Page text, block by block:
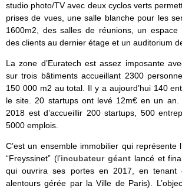
studio photo/TV avec deux cyclos verts
prises de vues, une salle blanche pour les
1600m2, des salles de réunions, un espace
des clients au dernier étage et un auditorium
La zone d’Euratech est assez imposante
sur trois bâtiments accueillant 2300
150 000 m2 au total. Il y a aujourd’hui 140
le site. 20 startups ont levé 12m€ en un an.
2018 est d’accueillir 200 startups, 500
5000 emplois.
C’est un ensemble immobilier qui représente
“Freyssinet” (l’incubateur géantlancé et
qui ouvrira ses portes en 2017, en tenant
alentours gérée par la Ville de Paris).